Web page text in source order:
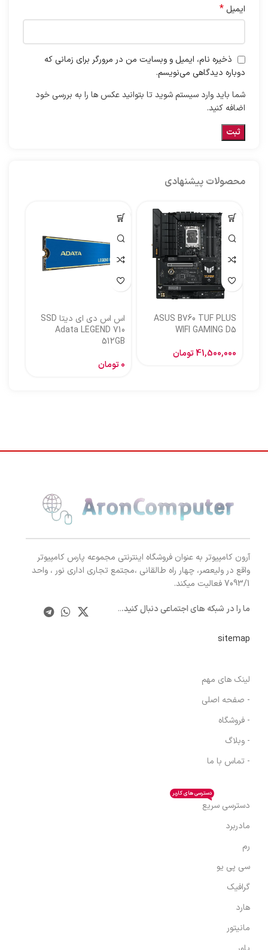
ایمیل *
ذخیره نام، ایمیل و وبسایت من در مرورگر برای زمانی که
دوباره دیدگاهی می‌نویسم.
شما باید وارد سیستم شوید تا بتوانید عکس ها را به بررسی خود
اضافه کنید.
محصولات پیشنهادی
ASUS B760 TUF PLUS
WIFI GAMING D5
41,500,000تومان
اس اس دی ای دیتا SSD
Adata LEGEND 710
512GB
0تومان
آرون کامپیوتر به عنوان فروشگاه اینترنتی مجموعه پارس کامپیوتر
واقع در ولیعصر، چهار راه طالقانی ،مجتمع تجاری اداری نور ، واحد
7093/1 فعالیت میکند.
ما را در شبکه های اجتماعی دنبال کنید...
sitemap
لینک های مهم
- صفحه اصلی
- فروشگاه
- وبلاگ
- تماس با ما
دسترسی سریع
دسترسی های کاربر
مادربرد
رم
سی پی یو
گرافیک
هارد
مانیتور